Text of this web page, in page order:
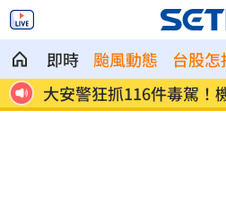
即時 颱風動態 台股怎
災
大安警狂抓116件毒駕！
榜